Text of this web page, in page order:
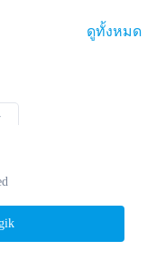
ดูทั้งหมด
23.36 %